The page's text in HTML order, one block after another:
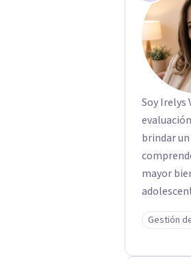
Soy Irelys
brindar
mayor
Gestión